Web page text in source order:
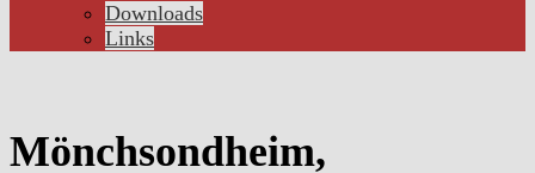
Downloads
Links
Mönchsondheim,